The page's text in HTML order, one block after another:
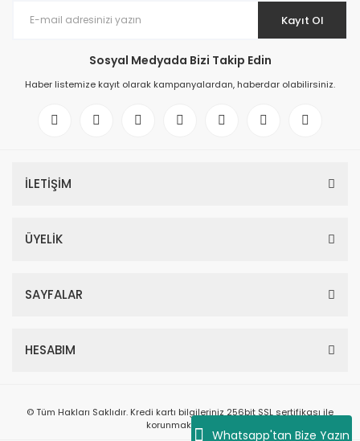
Whatsapp'tan Bize Yazın
Kayıt Ol
Sosyal Medyada Bizi Takip Edin
Haber listemize kayıt olarak kampanyalardan, haberdar olabilirsiniz.
İLETİŞİM
ÜYELİK
SAYFALAR
HESABIM
© Tüm Hakları Saklıdır. Kredi kartı bilgileriniz 256bit SSL sertifikası ile
korunmaktadır.